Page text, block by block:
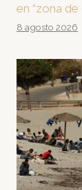
en “zona de
8 agosto 2026